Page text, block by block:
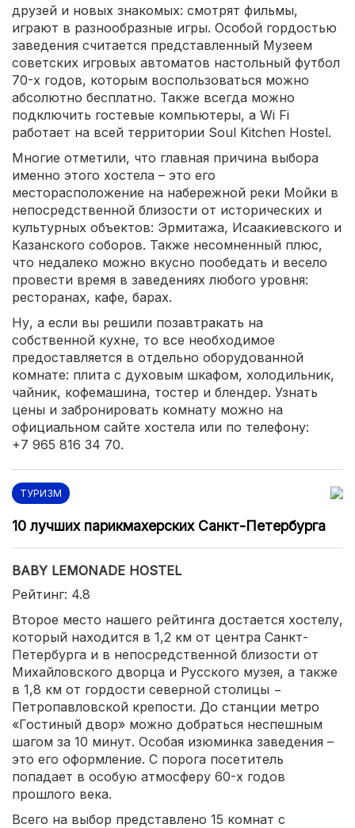
друзей и новых знакомых: смотрят фильмы,
играют в разнообразные игры. Особой гордостью
заведения считается представленный Музеем
советских игровых автоматов настольный футбол
70-х годов, которым воспользоваться можно
абсолютно бесплатно. Также всегда можно
подключить гостевые компьютеры, а Wi Fi
работает на всей территории Soul Kitchen Hostel.
Многие отметили, что главная причина выбора
именно этого хостела – это его
месторасположение на набережной реки Мойки в
непосредственной близости от исторических и
культурных объектов: Эрмитажа, Исаакиевского и
Казанского соборов. Также несомненный плюс,
что недалеко можно вкусно пообедать и весело
провести время в заведениях любого уровня:
ресторанах, кафе, барах.
Ну, а если вы решили позавтракать на
собственной кухне, то все необходимое
предоставляется в отдельно оборудованной
комнате: плита с духовым шкафом, холодильник,
чайник, кофемашина, тостер и блендер. Узнать
цены и забронировать комнату можно на
официальном сайте хостела или по телефону:
+7 965 816 34 70.
ТУРИЗМ
10 лучших парикмахерских Санкт-Петербурга
BABY LEMONADE HOSTEL
Рейтинг: 4.8
Второе место нашего рейтинга достается хостелу,
который находится в 1,2 км от центра Санкт-
Петербурга и в непосредственной близости от
Михайловского дворца и Русского музея, а также
в 1,8 км от гордости северной столицы −
Петропавловской крепости. До станции метро
«Гостиный двор» можно добраться неспешным
шагом за 10 минут. Особая изюминка заведения –
это его оформление. С порога посетитель
попадает в особую атмосферу 60-х годов
прошлого века.
Всего на выбор представлено 15 комнат с